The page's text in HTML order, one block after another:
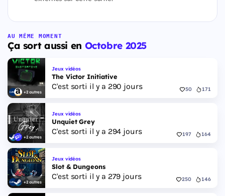
AU MÊME MOMENT
Ça sort aussi en Octobre 2025
+2 autres
Jeux vidéos
The Victor Initiative
C'est sorti il y a 290 jours 50 171
+2 autres
Jeux vidéos
Unquiet Grey
C'est sorti il y a 294 jours 197 164
+2 autres
Jeux vidéos
Slot & Dungeons
C'est sorti il y a 279 jours 250 146